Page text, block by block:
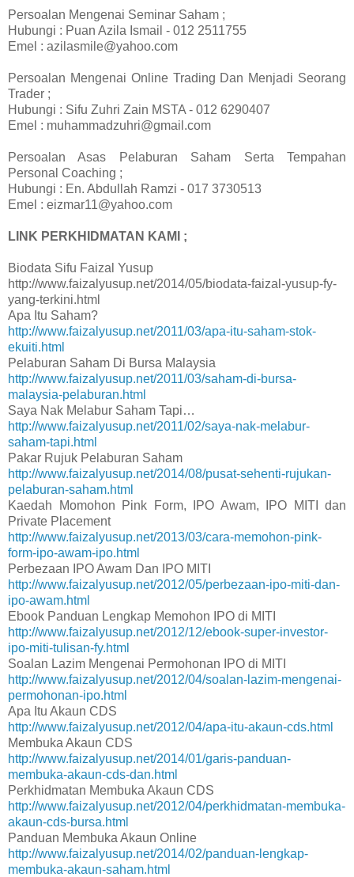
Persoalan Mengenai Seminar Saham ;
Hubungi : Puan Azila Ismail - 012 2511755
Emel : azilasmile@yahoo.com
Persoalan Mengenai Online Trading Dan Menjadi Seorang
Trader ;
Hubungi : Sifu Zuhri Zain MSTA - 012 6290407
Emel : muhammadzuhri@gmail.com
Persoalan Asas Pelaburan Saham Serta Tempahan
Personal Coaching ;
Hubungi : En. Abdullah Ramzi - 017 3730513
Emel : eizmar11@yahoo.com
LINK PERKHIDMATAN KAMI ;
Biodata Sifu Faizal Yusup
http://www.faizalyusup.net/2014/05/biodata-faizal-yusup-fy-
yang-terkini.html
Apa Itu Saham?
http://www.faizalyusup.net/2011/03/apa-itu-saham-stok-
ekuiti.html
Pelaburan Saham Di Bursa Malaysia
http://www.faizalyusup.net/2011/03/saham-di-bursa-
malaysia-pelaburan.html
Saya Nak Melabur Saham Tapi…
http://www.faizalyusup.net/2011/02/saya-nak-melabur-
saham-tapi.html
Pakar Rujuk Pelaburan Saham
http://www.faizalyusup.net/2014/08/pusat-sehenti-rujukan-
pelaburan-saham.html
Kaedah Momohon Pink Form, IPO Awam, IPO MITI dan
Private Placement
http://www.faizalyusup.net/2013/03/cara-memohon-pink-
form-ipo-awam-ipo.html
Perbezaan IPO Awam Dan IPO MITI
http://www.faizalyusup.net/2012/05/perbezaan-ipo-miti-dan-
ipo-awam.html
Ebook Panduan Lengkap Memohon IPO di MITI
http://www.faizalyusup.net/2012/12/ebook-super-investor-
ipo-miti-tulisan-fy.html
Soalan Lazim Mengenai Permohonan IPO di MITI
http://www.faizalyusup.net/2012/04/soalan-lazim-mengenai-
permohonan-ipo.html
Apa Itu Akaun CDS
http://www.faizalyusup.net/2012/04/apa-itu-akaun-cds.html
Membuka Akaun CDS
http://www.faizalyusup.net/2014/01/garis-panduan-
membuka-akaun-cds-dan.html
Perkhidmatan Membuka Akaun CDS
http://www.faizalyusup.net/2012/04/perkhidmatan-membuka-
akaun-cds-bursa.html
Panduan Membuka Akaun Online
http://www.faizalyusup.net/2014/02/panduan-lengkap-
membuka-akaun-saham.html